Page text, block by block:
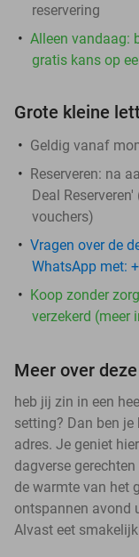
reservering
Alleen vandaag:
gratis kans op
Grote kleine
Geldig vanaf
Reserveren: na
Deal
vouchers)
Vragen over de
WhatsApp met:
Koop zonder
verzekerd (meer
Meer over
heb jij zin in een
setting? Dan ben
adres. Je geniet
dagverse
de warmte van het
ontspannen avond
Alvast eet